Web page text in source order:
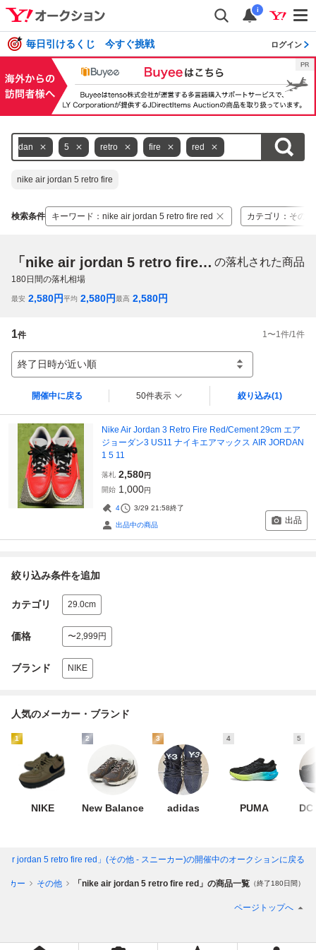
i
毎日引けるくじ 今すぐ挑戦 ログイン
jordan 5 retro fire red
nike air jordan 5 retro fire
検索条件 キーワード ： nike air jordan 5 retro fire red カテゴリ ： その他
「nike air jordan 5 retro fire red」 の落札された商品
180日間の落札相場
最安 2,580円平均 2,580円最高 2,580円
1件 1 〜1 件/1 件
終了日時が近い順
開催中に戻る 50件表示 絞り込み(1)
Nike Air Jordan 3 Retro Fire Red/Cement 29cm エア
ジョーダン3 US11 ナイキエアマックス AIR JORDAN
1 5 11
落札 2,580円
開始 1,000円
4 3/29 21:58終了
出品中の商品 出品
絞り込み条件を追加
カテゴリ 29.0cm
価格 〜2,999円
ブランド NIKE
人気のメーカー・ブランド
1
NIKE
2
New Balance
3
adidas
4
PUMA
5
DC
air jordan 5 retro fire red」(その他 - スニーカー)の開催中のオークションに戻る
カー その他 「nike air jordan 5 retro fire red」の商品一覧 （終了180日間）
ページトップへ